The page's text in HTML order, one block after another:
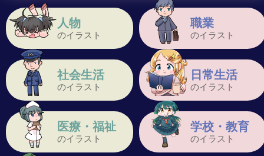
人物
のイラスト
職業
のイラスト
社会生活
のイラスト
日常生活
のイラスト
医療・福祉
のイラスト
学校・教育
のイラスト